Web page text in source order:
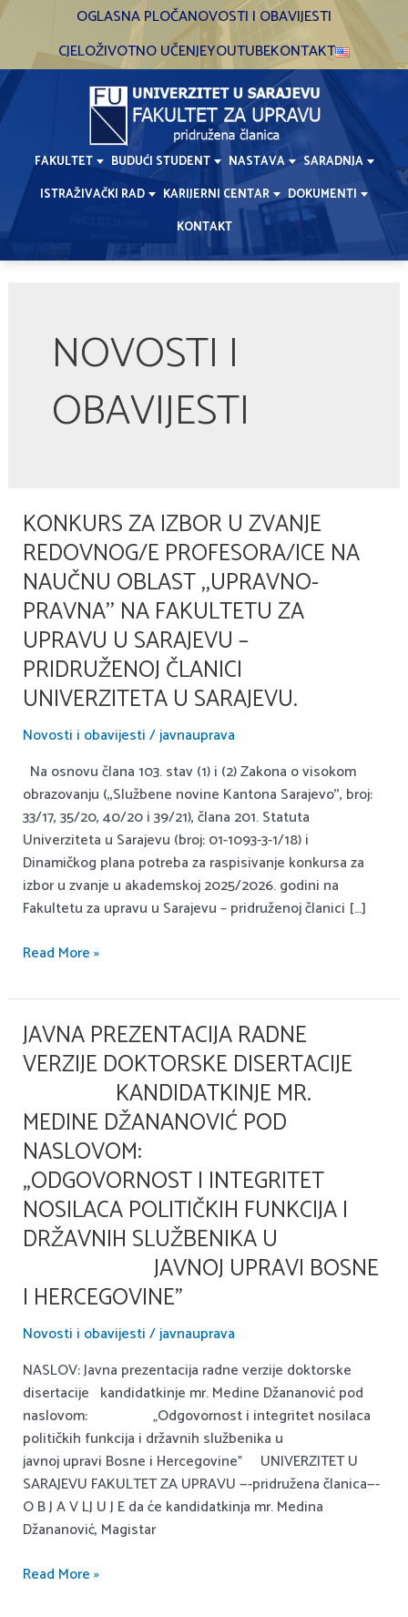
OGLASNA PLOČANOVOSTI I OBAVIJESTI
CJELOŽIVOTNO UČENJEYOUTUBEKONTAKT
FAKULTET BUDUĆI STUDENT NASTAVA
SARADNJA
ISTRAŽIVAČKI RAD
KARIJERNI CENTAR
DOKUMENTI
KONTAKT
Skip
content
NOVOSTI I
OBAVIJESTI
KONKURS ZA IZBOR U ZVANJE
REDOVNOG/E PROFESORA/ICE NA
NAUČNU OBLAST ,,UPRAVNO-
PRAVNA’’ NA FAKULTETU ZA
UPRAVU U SARAJEVU –
PRIDRUŽENOJ ČLANICI
UNIVERZITETA U SARAJEVU.
Novosti i obavijesti/javnauprava
Na osnovu člana 103. stav (1) i (2) Zakona o visokom
obrazovanju (,,Službene novine Kantona Sarajevo’’, broj:
33/17, 35/20, 40/20 i 39/21), člana 201. Statuta
Univerziteta u Sarajevu (broj: 01-1093-3-1/18) i
Dinamičkog plana potreba za raspisivanje konkursa za
izbor u zvanje u akademskoj 2025/2026. godini na
Fakultetu za upravu u Sarajevu – pridruženoj članici […]
Konkurs
za
izbor
u
zvanje
redovnog/e
profesora/ice
na
naučnu
oblast
,,Upravno-
pravna’’
na
Fakultetu
za
upravu
u
Sarajevu
pridruženoj
Univerziteta
u
Sarajevu.
Read More »
JAVNA PREZENTACIJA RADNE
VERZIJE DOKTORSKE DISERTACIJE
KANDIDATKINJE MR.
MEDINE DŽANANOVIĆ POD
NASLOVOM:
„ODGOVORNOST I INTEGRITET
NOSILACA POLITIČKIH FUNKCIJA I
DRŽAVNIH SLUŽBENIKA U
JAVNOJ UPRAVI BOSNE
I HERCEGOVINE”
Novosti i obavijesti/javnauprava
NASLOV: Javna prezentacija radne verzije doktorske
disertacije kandidatkinje mr. Medine Džananović pod
naslovom: „Odgovornost i integritet nosilaca
političkih funkcija i državnih službenika u
javnoj upravi Bosne i Hercegovine” UNIVERZITET U
SARAJEVU FAKULTET ZA UPRAVU —-pridružena članica—-
O B J A V LJ U J E da će kandidatkinja mr. Medina
Džananović, Magistar
Javna
prezentacija
radne
doktorske
disertacije
kandidatkinje
mr.
Medine
pod
naslovom:
i
integritet
nosilaca
političkih
funkcija
i
državnih
službenika
Read More »